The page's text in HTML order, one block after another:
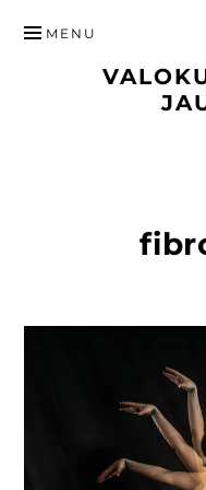
SISÄLTÖÖN
MENU